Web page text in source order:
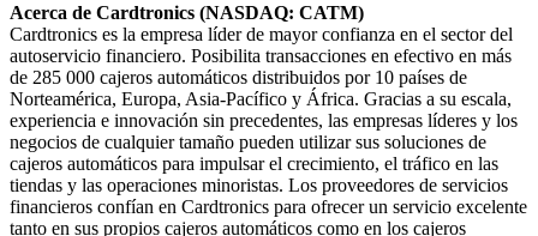
Acerca de Cardtronics (NASDAQ: CATM)
Cardtronics es la empresa líder de mayor confianza en el sector del
autoservicio financiero. Posibilita transacciones en efectivo en más
de 285 000 cajeros automáticos distribuidos por 10 países de
Norteamérica, Europa, Asia-Pacífico y África. Gracias a su escala,
experiencia e innovación sin precedentes, las empresas líderes y los
negocios de cualquier tamaño pueden utilizar sus soluciones de
cajeros automáticos para impulsar el crecimiento, el tráfico en las
tiendas y las operaciones minoristas. Los proveedores de servicios
financieros confían en Cardtronics para ofrecer un servicio excelente
tanto en sus propios cajeros automáticos como en los cajeros